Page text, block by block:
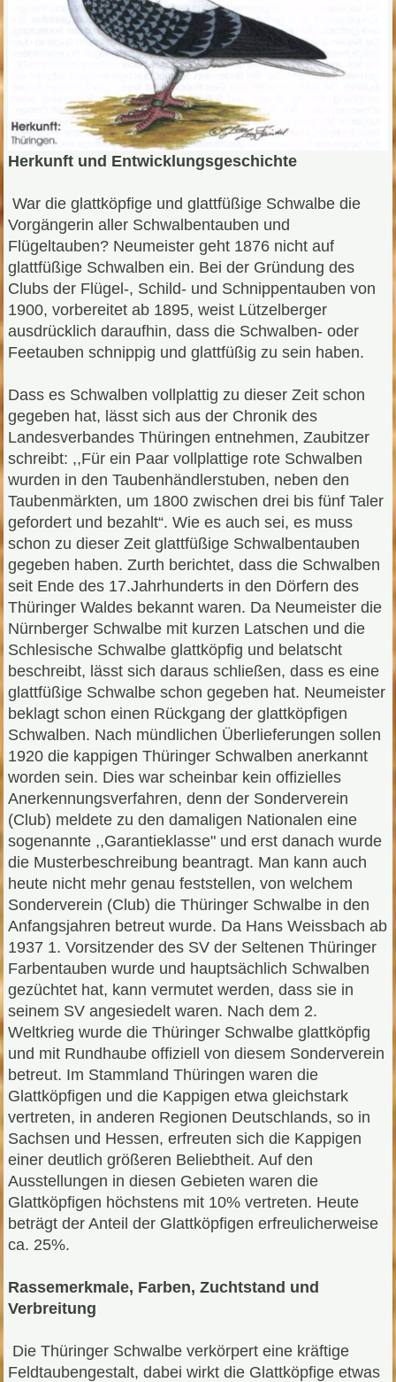
Herkunft und Entwicklungsgeschichte
War die glattköpfige und glattfüßige Schwalbe die
Vorgängerin aller Schwalbentauben und
Flügeltauben? Neumeister geht 1876 nicht auf
glattfüßige Schwalben ein. Bei der Gründung des
Clubs der Flügel-, Schild- und Schnippentauben von
1900, vorbereitet ab 1895, weist Lützelberger
ausdrücklich daraufhin, dass die Schwalben- oder
Feetauben schnippig und glattfüßig zu sein haben.
Dass es Schwalben vollplattig zu dieser Zeit schon
gegeben hat, lässt sich aus der Chronik des
Landesverbandes Thüringen entnehmen, Zaubitzer
schreibt: ,,Für ein Paar vollplattige rote Schwalben
wurden in den Taubenhändlerstuben, neben den
Taubenmärkten, um 1800 zwischen drei bis fünf Taler
gefordert und bezahlt“. Wie es auch sei, es muss
schon zu dieser Zeit glattfüßige Schwalbentauben
gegeben haben. Zurth berichtet, dass die Schwalben
seit Ende des 17.Jahrhunderts in den Dörfern des
Thüringer Waldes bekannt waren. Da Neumeister die
Nürnberger Schwalbe mit kurzen Latschen und die
Schlesische Schwalbe glattköpfig und belatscht
beschreibt, lässt sich daraus schließen, dass es eine
glattfüßige Schwalbe schon gegeben hat. Neumeister
beklagt schon einen Rückgang der glattköpfigen
Schwalben. Nach mündlichen Überlieferungen sollen
1920 die kappigen Thüringer Schwalben anerkannt
worden sein. Dies war scheinbar kein offizielles
Anerkennungsverfahren, denn der Sonderverein
(Club) meldete zu den damaligen Nationalen eine
sogenannte ,,Garantieklasse" und erst danach wurde
die Musterbeschreibung beantragt. Man kann auch
heute nicht mehr genau feststellen, von welchem
Sonderverein (Club) die Thüringer Schwalbe in den
Anfangsjahren betreut wurde. Da Hans Weissbach ab
1937 1. Vorsitzender des SV der Seltenen Thüringer
Farbentauben wurde und hauptsächlich Schwalben
gezüchtet hat, kann vermutet werden, dass sie in
seinem SV angesiedelt waren. Nach dem 2.
Weltkrieg wurde die Thüringer Schwalbe glattköpfig
und mit Rundhaube offiziell von diesem Sonderverein
betreut. Im Stammland Thüringen waren die
Glattköpfigen und die Kappigen etwa gleichstark
vertreten, in anderen Regionen Deutschlands, so in
Sachsen und Hessen, erfreuten sich die Kappigen
einer deutlich größeren Beliebtheit. Auf den
Ausstellungen in diesen Gebieten waren die
Glattköpfigen höchstens mit 10% vertreten. Heute
beträgt der Anteil der Glattköpfigen erfreulicherweise
ca. 25%.
Rassemerkmale, Farben, Zuchtstand und
Verbreitung
Die Thüringer Schwalbe verkörpert eine kräftige
Feldtaubengestalt, dabei wirkt die Glattköpfige etwas